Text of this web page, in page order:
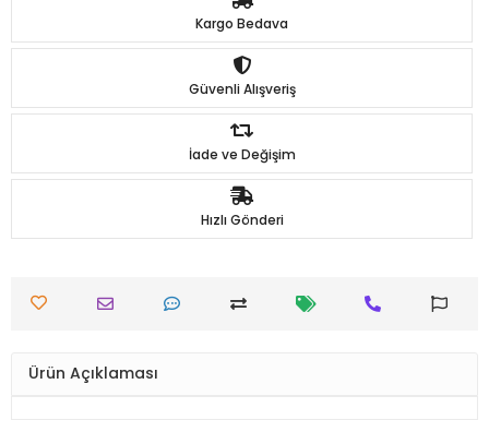
Kargo Bedava
Güvenli Alışveriş
İade ve Değişim
Hızlı Gönderi
Ürün Açıklaması